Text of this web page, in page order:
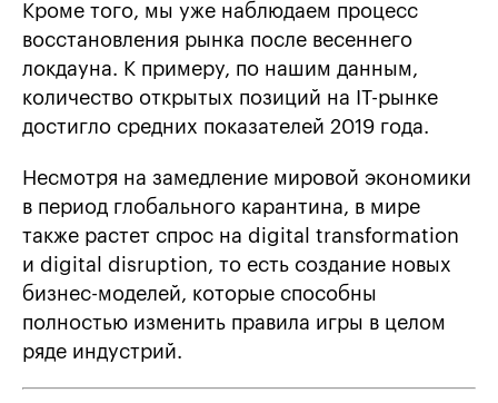
Кроме того, мы уже наблюдаем процесс
восстановления рынка после весеннего
локдауна. К примеру, по нашим данным,
количество открытых позиций на ІТ-рынке
достигло средних показателей 2019 года.
Несмотря на замедление мировой экономики
в период глобального карантина, в мире
также растет спрос на digital transformation
и digital disruption, то есть создание новых
бизнес-моделей, которые способны
полностью изменить правила игры в целом
ряде индустрий.